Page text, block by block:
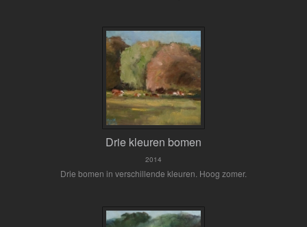
Drie kleuren bomen
2014
Drie bomen in verschillende kleuren. Hoog zomer.